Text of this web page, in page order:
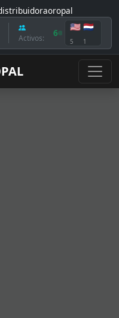
Activos: 6
🇺🇸
5
🇳🇱
1